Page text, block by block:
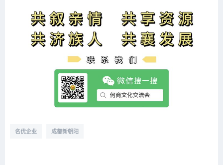
名优企业 成都新朝阳